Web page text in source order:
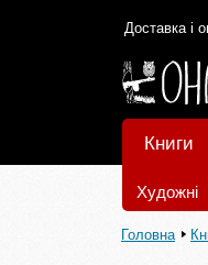
Доставка і
Книги
Художні
Головна